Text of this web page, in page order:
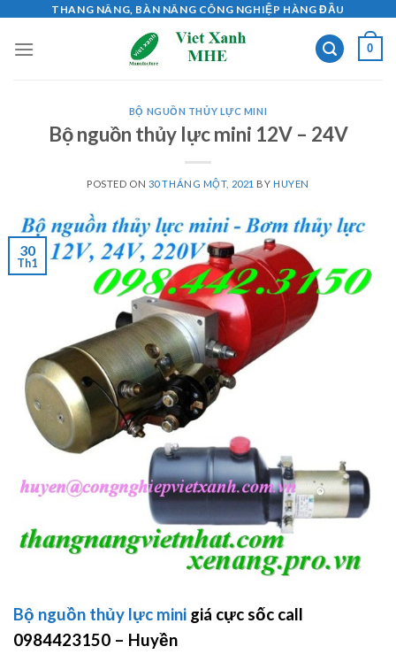
content
THANG NÂNG, BÀN NÂNG CÔNG NGHIỆP HÀNG ĐẦU
0
BỘ NGUỒN THỦY LỰC MINI
Bộ nguồn thủy lực mini 12V – 24V
POSTED ON 30 THÁNG MỘT, 2021 BYHUYEN
30
Th1
Bộ nguồn thủy lực mini giá cực sốc call
0984423150 – Huyền